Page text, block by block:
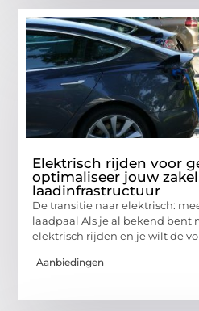
Elektrisch rijden voor
optimaliseer jouw
laadinfrastructuur
De transitie naar elektrisch:
laadpaal Als je al bekend bent
elektrisch rijden en je wilt de
Aanbiedingen